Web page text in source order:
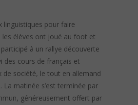
linguistiques pour faire
les élèves ont joué au foot et
à un rallye découverte
des cours de français et
de société, le tout en allemand
La matinée s’est terminée par
généreusement offert par